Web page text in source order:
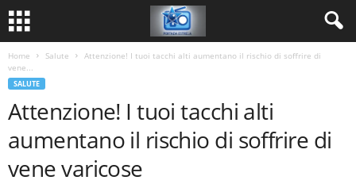
Home Salute
Attenzione! I tuoi tacchi alti aumentano il rischio di soffrire di
vene...
SALUTE
Attenzione! I tuoi tacchi alti
aumentano il rischio di soffrire di
vene varicose